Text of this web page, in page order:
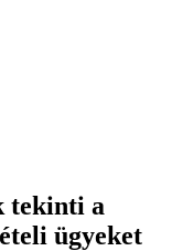
tekinti a
ügyeket